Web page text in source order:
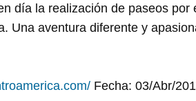
día la realización de paseos por
Una aventura diferente y
Fecha: 03/Abr/